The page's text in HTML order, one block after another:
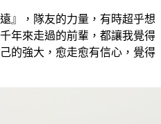
』，隊友的力量，有時超乎想
年來走過的前輩，都讓我覺得
的強大，愈走愈有信心，覺得